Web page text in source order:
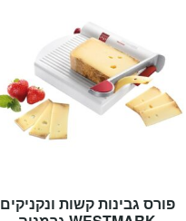
פורס גבינות קשות ונקניקים